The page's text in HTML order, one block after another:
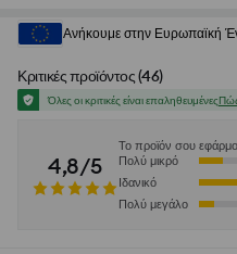
Ανήκουμε στην Ευρωπαϊκή
Κριτικές προϊόντος(46)
Όλες οι κριτικές είναι επαληθευμένες
4,8/5
Το προϊόν σου
Πολύ μικρό
Ιδανικό
Πολύ μεγάλο